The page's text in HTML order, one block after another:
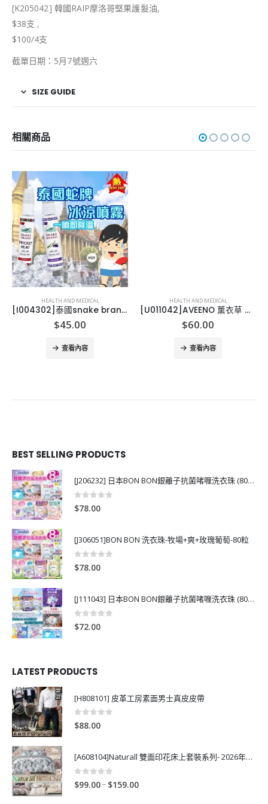
[K205042] 韓國RAIP摩洛哥堅果護髮油,
$38支 ,
$100/4支
截單日期：5月7號週六
SIZE GUIDE
相關商品
HEALTH AND MEDICAL
[I004302]泰國snake brand 蛇牌冰涼止汗噴霧
$45.00
查看內容
HEALTH AND MEDICAL
[U011042]AVEENO 薰衣草 無花果沐浴露
$60.00
查看內容
BEST SELLING PRODUCTS
[J206232] 日本BON BON銀離子抗菌啫喱洗衣珠 (80粒)
0out of 5
$78.00
[J306051]BON BON 洗衣珠-牧場+爽+玫瑰葡萄-80粒
0
$78.00
[J111043] 日本BON BON銀離子抗菌啫喱洗衣珠 (80粒)
0
$72.00
LATEST PRODUCTS
[H808101] 皮革工房素面男士真皮皮帶
0 out of 5
$88.00
[A608104]Naturall 雙面印花床上套裝系列- 2026年秋季新款
0 out of 5
$99.00– $159.00P